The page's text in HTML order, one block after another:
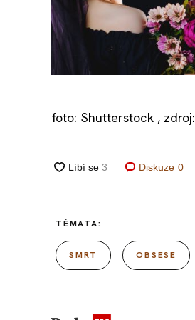
foto: Shutterstock , zdroj:
Diskuze 0
TÉMATA:
SMRT OBSESE